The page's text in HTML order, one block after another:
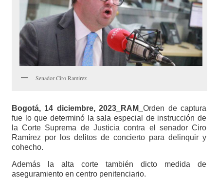
Senador Ciro Ramirez
Bogotá, 14 diciembre, 2023_RAM_Orden de captura
fue lo que determinó la sala especial de instrucción de
la Corte Suprema de Justicia contra el senador Ciro
Ramírez por los delitos de concierto para delinquir y
cohecho.
Además la alta corte también dicto medida de
aseguramiento en centro penitenciario.